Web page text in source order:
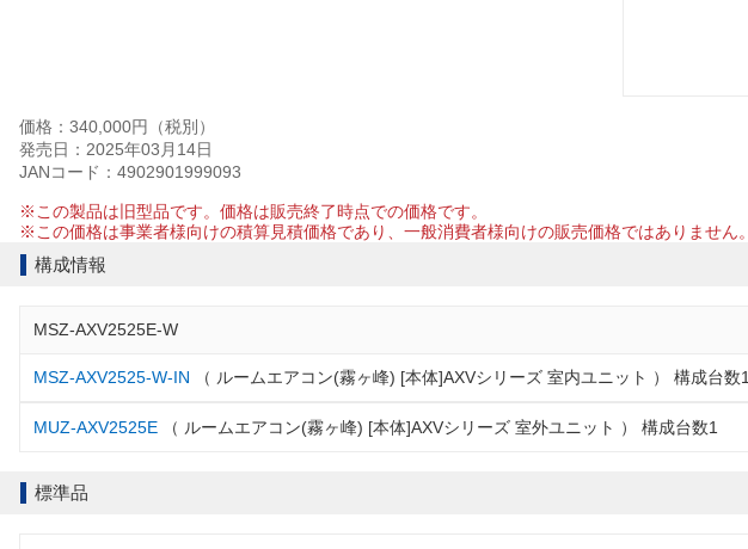
価格：340,000円（税別）
発売日：2025年03月14日
JANコード：4902901999093
※この製品は旧型品です。価格は販売終了時点での価格です。
※この価格は事業者様向けの積算見積価格であり、一般消費者様向けの販売価格ではありません。
構成情報
MSZ-AXV2525E-W
MSZ-AXV2525-W-IN （ ルームエアコン(霧ヶ峰) [本体]AXVシリーズ 室内ユニット ） 構成台数1
MUZ-AXV2525E （ ルームエアコン(霧ヶ峰) [本体]AXVシリーズ 室外ユニット ） 構成台数1
標準品